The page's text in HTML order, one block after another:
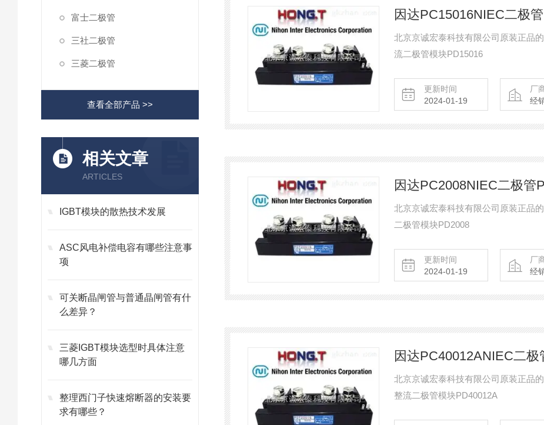
富士二极管
三社二极管
三菱二极管
查看全部产品 >>
相关文章
ARTICLES
IGBT模块的散热技术发展
ASC风电补偿电容有哪些注意事
项
可关断晶闸管与普通晶闸管有什
么差异？
三菱IGBT模块选型时具体注意
哪几方面
整理西门子快速熔断器的安装要
求有哪些？
因达PC15016NIEC二极
北京京诚宏泰科技有限公司原装正品
流二极管模块PD15016
更新时间
2024-01-19
厂
经
因达PC2008NIEC二极管
北京京诚宏泰科技有限公司原装正品
二极管模块PD2008
更新时间
2024-01-19
厂
经
因达PC40012ANIEC二极
北京京诚宏泰科技有限公司原装正品
整流二极管模块PD40012A